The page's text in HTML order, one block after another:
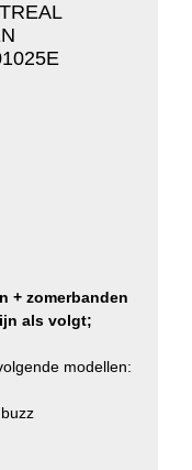
+ zomerbanden
als volgt;
modellen: